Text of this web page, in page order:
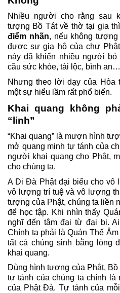
Nhiều người cho rằng sau
tượng Bồ Tát về thờ tại gia
điểm nhãn, nếu không
được sự gia hộ của chư
này đã khiến nhiều người
cầu sức khỏe, tài lộc, bình an…
Nhưng theo lời dạy của Hòa
một sự hiểu lầm rất phổ biến.
Khai quang không
“linh”
“Khai quang” là mượn hình
mở quang minh tự tánh của
người khai quang cho Phật,
cho chúng ta.
A Di Đà Phật đại biểu cho vô
vô lượng trí tuệ và vô lượng
tượng của Phật, chúng ta liền
để học tập. Khi nhìn thấy
nghĩ đến tâm đại từ đại bi.
Chính ta phải là Quán Thế
tất cả chúng sinh bằng lòng
khai quang.
Dùng hình tượng của Phật,
tự tánh của chúng ta chính là
của Phật Đà. Tự tánh của